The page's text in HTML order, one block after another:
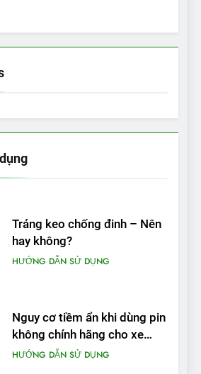
Tráng keo chống đinh – Nên
hay không?
HƯỚNG DẪN SỬ DỤNG
Nguy cơ tiềm ẩn khi dùng pin
không chính hãng cho xe
máy điện
HƯỚNG DẪN SỬ DỤNG